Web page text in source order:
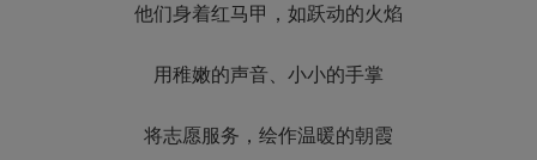
他们身着红马甲，如跃动的火焰
用稚嫩的声音、小小的手掌
将志愿服务，绘作温暖的朝霞